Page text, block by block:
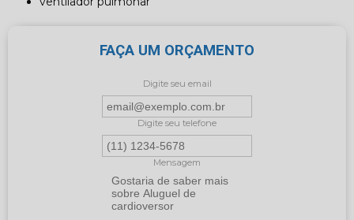
FAÇA UM ORÇAMENTO
Digite seu email
Digite seu telefone
Mensagem